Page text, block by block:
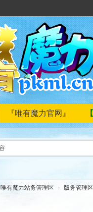
『唯有魔力官网』
唯有魔力站务管理区 › 版务管理区